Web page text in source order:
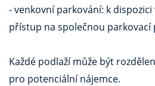
- venkovní parkování: k
přístup na společnou parkovací
Každé podlaží může být
pro potenciální nájemce.